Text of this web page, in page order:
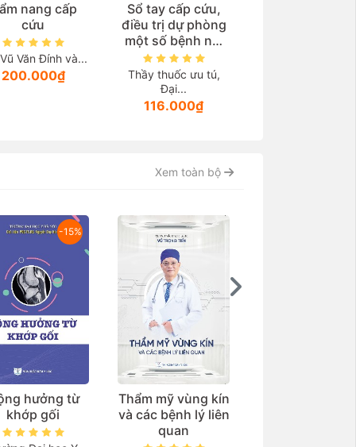
nang cấp
cứu
Văn Đính và...
200.000₫
Sổ tay cấp cứu,
điều trị dự phòng
một số bệnh nội
khoa thường gặp
(Dùng cho y bác
sỹ tuyến cơ sở)
Thầy thuốc ưu tú,
Đại...
116.000₫
Xem toàn bộ
-15%
hưởng từ
khớp gối
Thẩm mỹ vùng kín
và các bệnh lý liên
quan